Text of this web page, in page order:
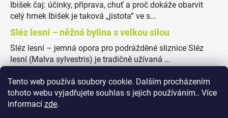
Tento web používá soubory cookie. Dalším procházením
tohoto webu vyjadřujete souhlas s jejich používáním.. Více
informací zde.
Ibišek čaj: účinky, příprava, chuť a proč dokáže obarvit
celý hrnek Ibišek je taková „jistota“ ve s...
Sléz lesní – něžná bylina s velkou silou
Sléz lesní – jemná opora pro podrážděné sliznice Sléz
lesní (Malva sylvestris) je tradičně užívaná ...